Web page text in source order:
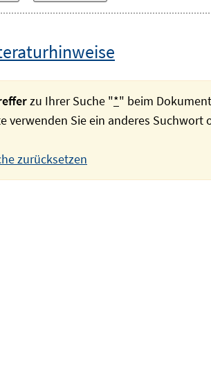
zu Ihrer Suche "*" beim
verwenden Sie ein anderes Suchwort
zurücksetzen